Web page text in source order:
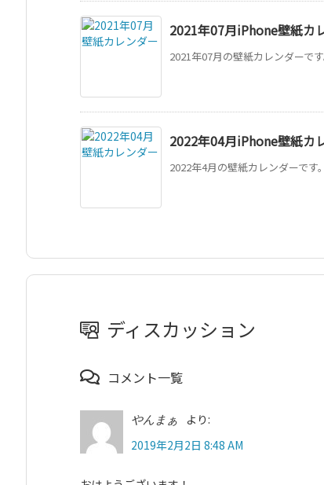
2021年07月iPhone壁紙カ
2021年07月の壁紙カレンダーで
2022年04月iPhone壁紙カ
2022年4月の壁紙カレンダーで
ディスカッション
コメント一覧
やんまぁ
より:
2019年2月2日 8:48 AM